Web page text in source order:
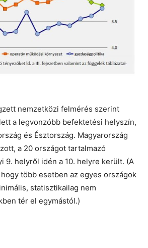
nemzetközi felmérés szerint
a legvonzóbb befektetési helyszín,
és Észtország. Magyarország
a 20 országot tartalmazó
9. helyről idén a 10. helyre került. (A
több esetben az egyes országok
statisztikailag nem
tér el egymástól.)